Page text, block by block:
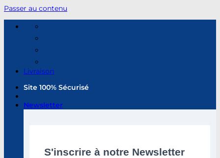
Passer au contenu
Livraison
Site 100% Sécurisé
Newsletter
S'inscrire à notre Newsletter